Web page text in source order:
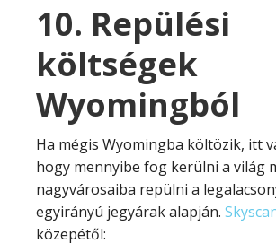
10. Repülési
költségek
Wyomingból
Ha mégis Wyomingba költözik, itt
hogy mennyibe fog kerülni a világ
nagyvárosaiba repülni a
egyirányú jegyárak alapján.
közepétől: